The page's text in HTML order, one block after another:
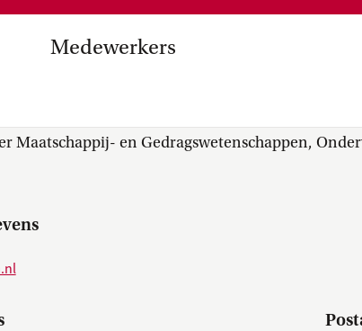
Medewerkers
plan, instellingsplan,
in
Medezeggenschap,
Maatschappij- en Gedragswetenschappen,